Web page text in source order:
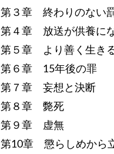
第３章 終わりのない
第４章 放送が供養に
第５章 より善く生き
第６章 15年後の罪
第７章 妄想と決断
第８章 斃死
第９章 虚無
第10章 懲らしめから